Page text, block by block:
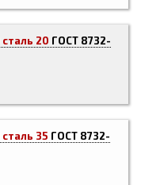
сталь 20 ГОСТ 8732-
сталь 35 ГОСТ 8732-